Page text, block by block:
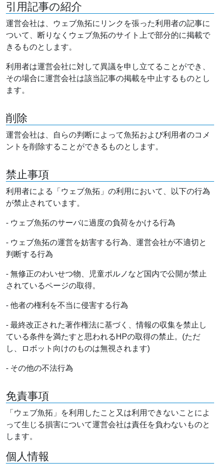
引用記事の紹介
運営会社は、ウェブ魚拓にリンクを張った利用者の記事に
ついて、断りなくウェブ魚拓のサイト上で部分的に掲載で
きるものとします。
利用者は運営会社に対して異議を申し立てることができ、
その場合に運営会社は該当記事の掲載を中止するものとし
ます。
削除
運営会社は、自らの判断によって魚拓および利用者のコメ
ントを削除することができるものとします。
禁止事項
利用者による「ウェブ魚拓」の利用において、以下の行為
が禁止されています。
- ウェブ魚拓のサーバに過度の負荷をかける行為
- ウェブ魚拓の運営を妨害する行為、運営会社が不適切と
判断する行為
- 無修正のわいせつ物、児童ポルノなど国内で公開が禁止
されているページの取得。
- 他者の権利を不当に侵害する行為
- 最終改正された著作権法に基づく、情報の収集を禁止し
ている条件を満たすと思われるHPの取得の禁止。(ただ
し、ロボット向けのものは無視されます)
- その他の不法行為
免責事項
「ウェブ魚拓」を利用したこと又は利用できないことによ
って生じる損害について運営会社は責任を負わないものと
します。
個人情報